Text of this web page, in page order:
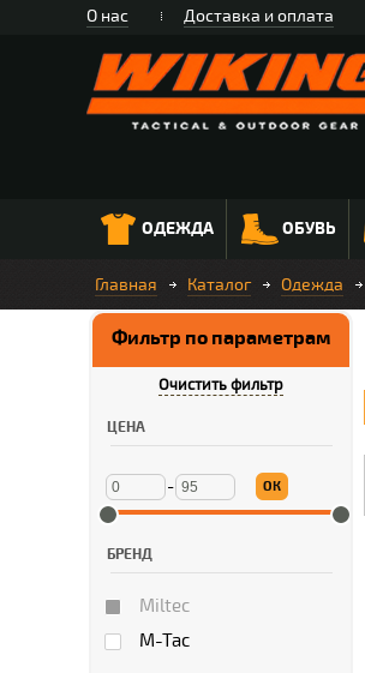
О нас Доставка и оплата
ОДЕЖДА ОБУВЬ
Главная Каталог Одежда
Фильтр по параметрам
Очистить фильтр
ЦЕНА
- ОК
БРЕНД
Miltec
M-Tac